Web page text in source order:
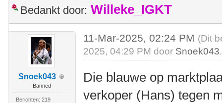
Bedankt door: Willeke_IGKT
Snoek043
Banned
Berichten: 219
11-Mar-2025, 02:24 PM (Dit
2025, 04:29 PM door Snoek043
Die blauwe op
verkoper (Hans) tegen